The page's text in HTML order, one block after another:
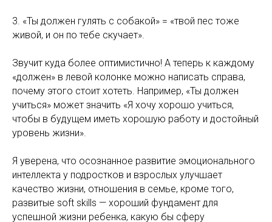
3. «Ты должен гулять с собакой» = «твой пес тоже
живой, и он по тебе скучает».
Звучит куда более оптимистично! А теперь к каждому
«должен» в левой колонке можно написать справа,
почему этого стоит хотеть. Например, «Ты должен
учиться» может значить «Я хочу хорошо учиться,
чтобы в будущем иметь хорошую работу и достойный
уровень жизни».
Я уверена, что осознанное развитие эмоционального
интеллекта у подростков и взрослых улучшает
качество жизни, отношения в семье, кроме того,
развитые soft skills — хороший фундамент для
успешной жизни ребенка, какую бы сферу